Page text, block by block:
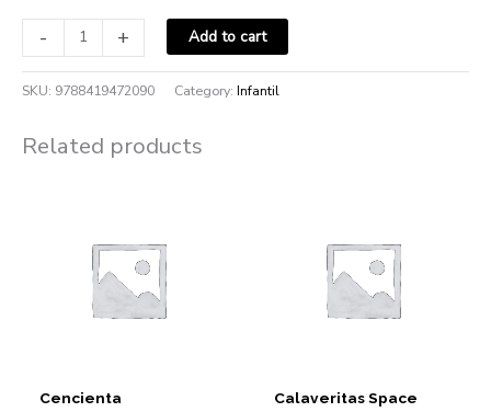
- + Add to cart
SKU: 9788419472090 Category: Infantil
Related products
Cencienta
Calaveritas Space